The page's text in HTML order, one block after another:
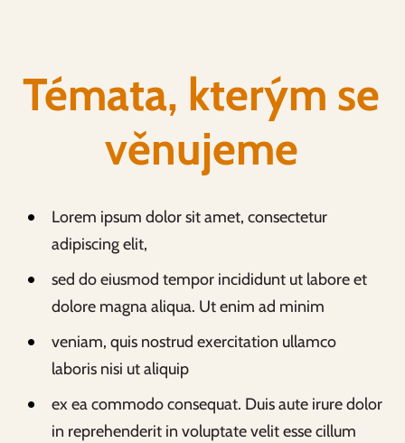
Témata, kterým se
věnujeme
Lorem ipsum dolor sit amet, consectetur
adipiscing elit,
sed do eiusmod tempor incididunt ut labore et
dolore magna aliqua. Ut enim ad minim
veniam, quis nostrud exercitation ullamco
laboris nisi ut aliquip
ex ea commodo consequat. Duis aute irure dolor
in reprehenderit in voluptate velit esse cillum